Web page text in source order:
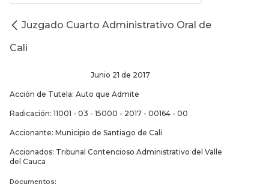
Juzgado Cuarto Administrativo Oral de
Cali
Junio 21 de 2017
Acción de Tutela: Auto que Admite
Radicación: 11001 - 03 - 15000 - 2017 - 00164 - 00
Accionante: Municipio de Santiago de Cali
Accionados: Tribunal Contencioso Administrativo del Valle
del Cauca
Documentos: